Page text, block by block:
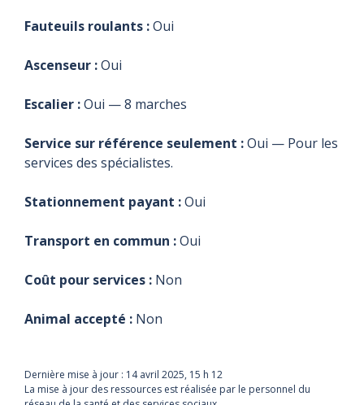
Fauteuils roulants :Oui
Ascenseur :Oui
Escalier :Oui — 8 marches
Service sur référence seulement :Oui — Pour les
services des spécialistes.
Stationnement payant :Oui
Transport en commun :Oui
Coût pour services : Non
Animal accepté : Non
Dernière mise à jour : 14 avril 2025, 15 h 12
La mise à jour des ressources est réalisée par le personnel du